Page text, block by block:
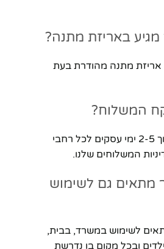
באריזת מתנה?
אריזת מתנה מהודרת בעת
המשלוח?
המשלוח מתבצע תוך 2-5 ימי עסקים לכל רחבי
המשלוחים שלנו.
מתאים גם לשימוש
לשימוש במשרד, בבית,
ובכל מקום בו נדרשת